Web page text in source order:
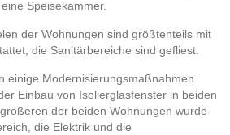
Speisekammer.
der Wohnungen sind größtenteils mit
die Sanitärbereiche sind gefliest.
einige Modernisierungsmaßnahmen
Einbau von Isolierglasfenster in beiden
der beiden Wohnungen wurde
die Elektrik und die